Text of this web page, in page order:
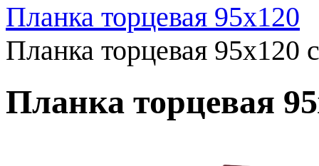
Планка торцевая 95x120
Планка торцевая 95x120
Планка торцевая